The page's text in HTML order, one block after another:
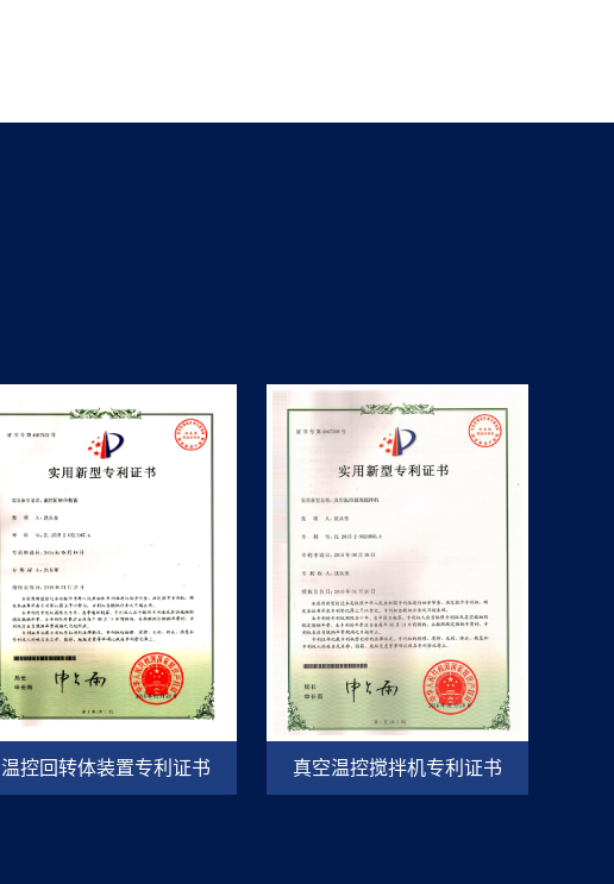
温控回转体装置专利证书 真空温控搅拌机专利证书